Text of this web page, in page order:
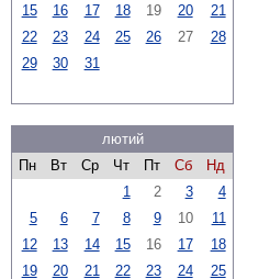
15
16 17 18 19 20
21
22
23 24 25 26 27
28
29
30 31
лютий
Пн
Вт Ср Чт Пт Сб
Нд
1
2 3
4
5
6 7 8 9 10
11
12
13 14 15 16 17
18
19
20 21 22 23 24
25